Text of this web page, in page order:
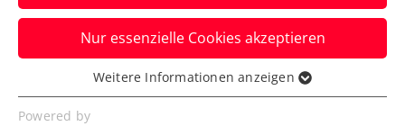
News filtern
Nur essenzielle Cookies akzeptieren
Essenziell
Essenzielle Cookies werden für grundlegende
Weitere Informationen anzeigen
Powered by